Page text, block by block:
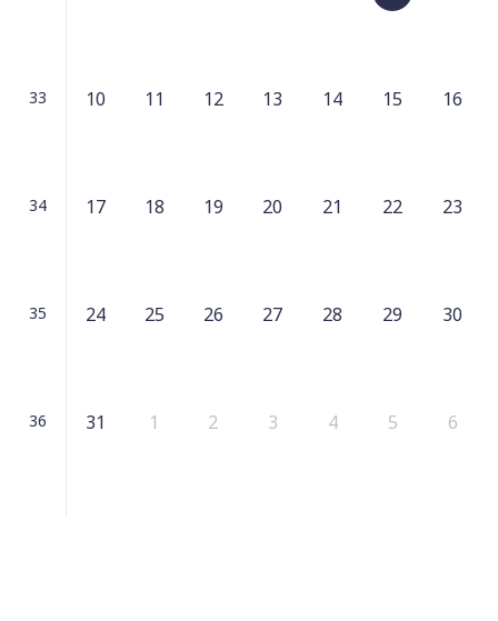
33 10 11 12 13 14 15 16
34 17 18 19 20 21 22 23
35 24 25 26 27 28 29 30
36 31 1 2 3 4 5 6